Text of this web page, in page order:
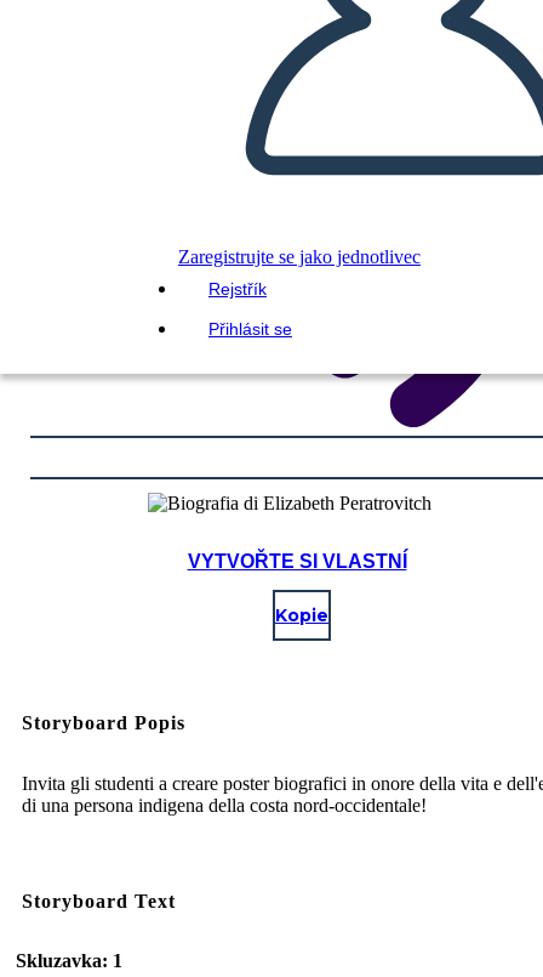
Zaregistrujte se jako jednotlivec
Rejstřík
Přihlásit se
VYTVOŘTE SI VLASTNÍ
Kopie
Storyboard Popis
Invita gli studenti a creare poster biografici in onore della vita e
di una persona indigena della costa nord-occidentale!
Storyboard Text
Skluzavka: 1